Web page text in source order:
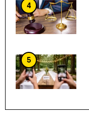
4
5